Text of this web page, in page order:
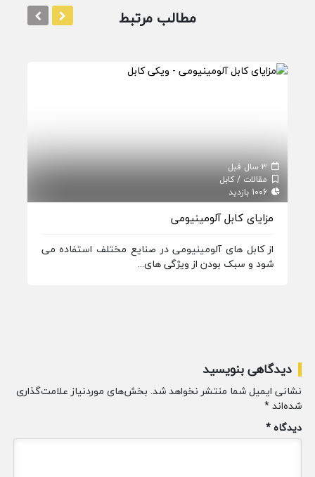
مطالب مرتبط
3 سال قبل
مقالات / کابل
مزایای کابل آلومینیومی
از کابل های آلومینیومی در صنایع مختلف استفاده می
شود و سبک بودن از ویژگی های...
دیدگاهی بنویسید
نشانی ایمیل شما منتشر نخواهد شد. بخش‌های موردنیاز علامت‌گذاری
شده‌اند*
دیدگاه*